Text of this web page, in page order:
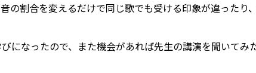
割合を変えるだけで同じ歌でも受ける印象が違ったり
なったので、また機会があれば先生の講演を聞いてみ